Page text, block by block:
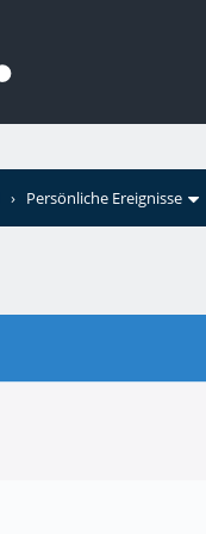
› Persönliche Ereignisse